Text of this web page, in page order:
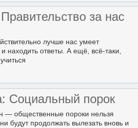
за нас
лучше нас умеет
и находить ответы. А ещё, всё-таки,
Социальный порок
— общественные пороки нельзя
будут продолжать вылезать вновь и